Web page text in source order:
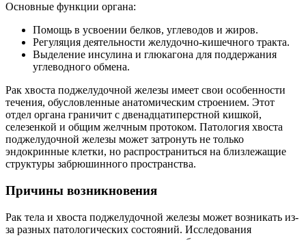
Основные функции органа:
Помощь в усвоении белков, углеводов и жиров.
Регуляция деятельности желудочно-кишечного тракта.
Выделение инсулина и глюкагона для поддержания
углеводного обмена.
Рак хвоста поджелудочной железы имеет свои особенности
течения, обусловленные анатомическим строением. Этот
отдел органа граничит с двенадцатиперстной кишкой,
селезенкой и общим желчным протоком. Патология хвоста
поджелудочной железы может затронуть не только
эндокринные клетки, но распространиться на близлежащие
структуры забрюшинного пространства.
Причины возникновения
Рак тела и хвоста поджелудочной железы может возникать из-
за разных патологических состояний. Исследования